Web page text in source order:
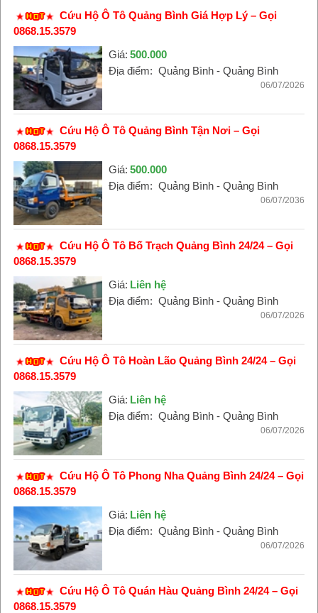
Cứu Hộ Ô Tô Quảng Bình Giá Hợp Lý – Gọi
0868.15.3579
Giá: 500.000
Địa điểm: Quảng Bình - Quảng Bình
06/07/2026
Cứu Hộ Ô Tô Quảng Bình Tận Nơi – Gọi
0868.15.3579
Giá: 500.000
Địa điểm: Quảng Bình - Quảng Bình
06/07/2036
Cứu Hộ Ô Tô Bố Trạch Quảng Bình 24/24 – Gọi
0868.15.3579
Giá: Liên hệ
Địa điểm: Quảng Bình - Quảng Bình
06/07/2026
Cứu Hộ Ô Tô Hoàn Lão Quảng Bình 24/24 – Gọi
0868.15.3579
Giá: Liên hệ
Địa điểm: Quảng Bình - Quảng Bình
06/07/2026
Cứu Hộ Ô Tô Phong Nha Quảng Bình 24/24 – Gọi
0868.15.3579
Giá: Liên hệ
Địa điểm: Quảng Bình - Quảng Bình
06/07/2026
Cứu Hộ Ô Tô Quán Hàu Quảng Bình 24/24 – Gọi
0868.15.3579